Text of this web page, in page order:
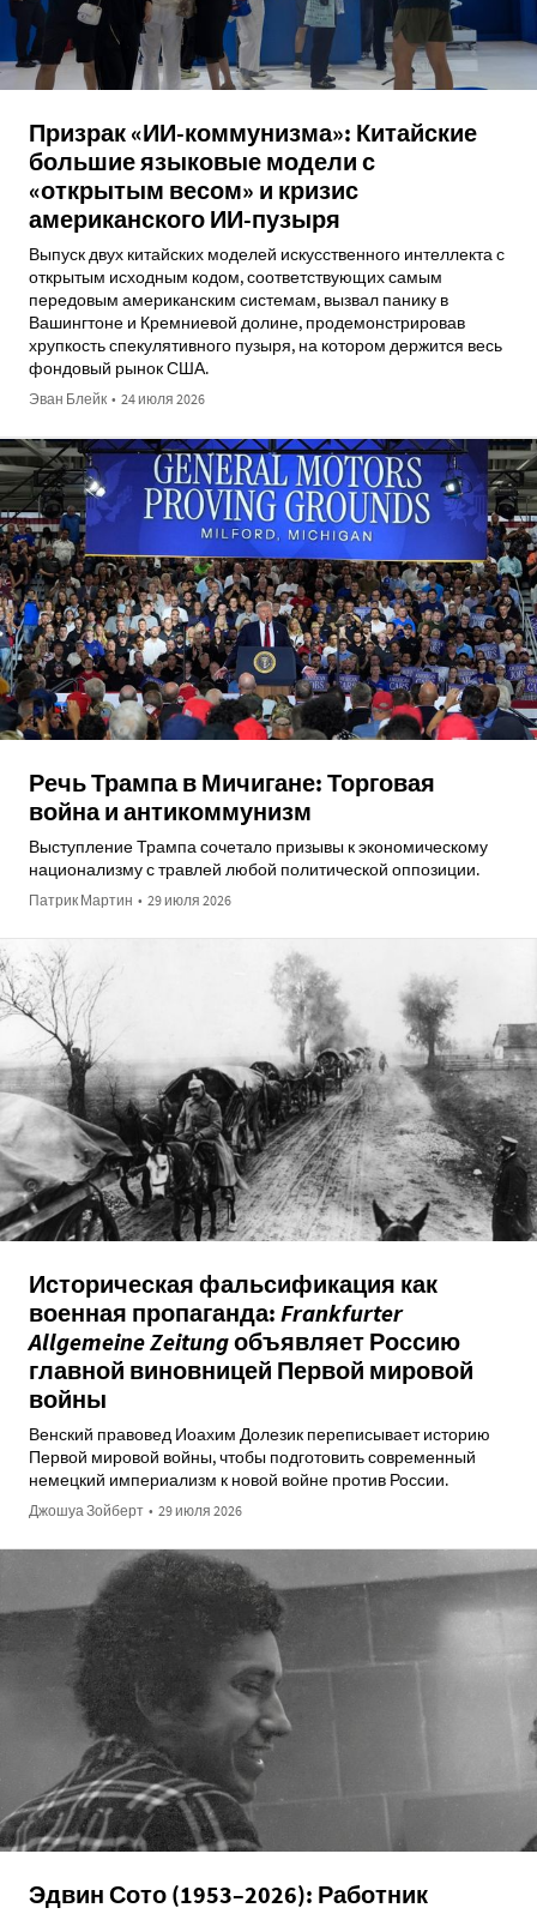
Призрак «ИИ-коммунизма»: Китайские
большие языковые модели с
«открытым весом» и кризис
американского ИИ-пузыря
Выпуск двух китайских моделей искусственного интеллекта с
открытым исходным кодом, соответствующих самым
передовым американским системам, вызвал панику в
Вашингтоне и Кремниевой долине, продемонстрировав
хрупкость спекулятивного пузыря, на котором держится весь
фондовый рынок США.
Эван Блейк • 24 июля 2026
Речь Трампа в Мичигане: Торговая
война и антикоммунизм
Выступление Трампа сочетало призывы к экономическому
национализму с травлей любой политической оппозиции.
Патрик Мартин • 29 июля 2026
Историческая фальсификация как
военная пропаганда: Frankfurter
AllgemeineZeitungобъявляет Россию
главной виновницей Первой мировой
войны
Венский правовед Иоахим Долезик переписывает историю
Первой мировой войны, чтобы подготовить современный
немецкий империализм к новой войне против России.
Джошуа Зойберт • 29 июля 2026
Эдвин Сото (1953–2026): Работник